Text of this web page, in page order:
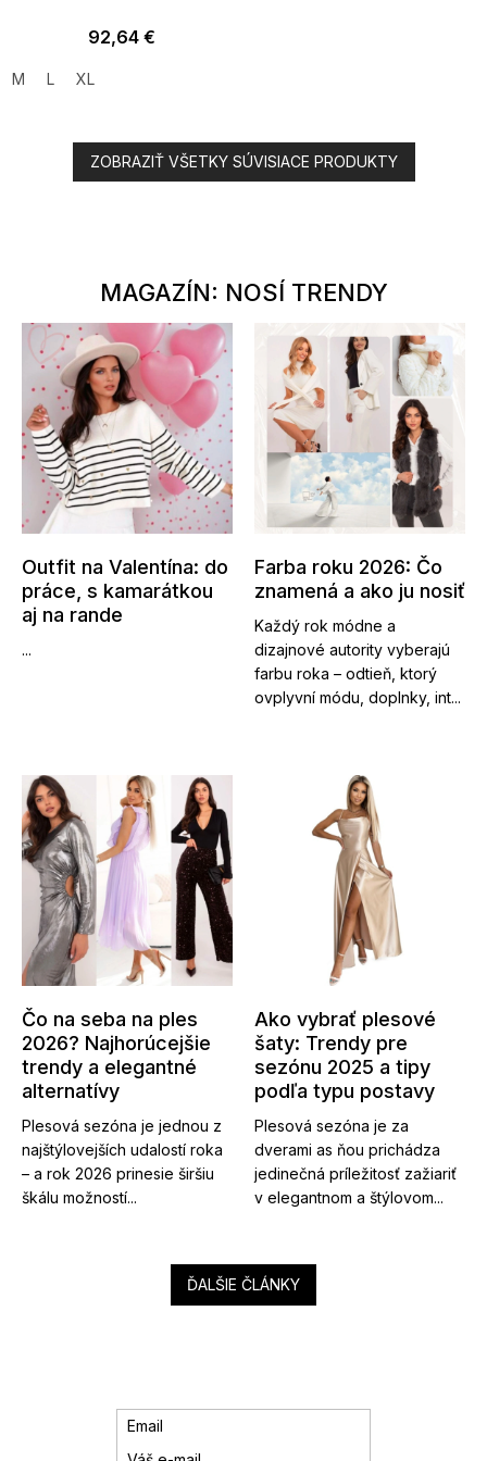
92,64 €
M L XL
ZOBRAZIŤ VŠETKY SÚVISIACE PRODUKTY
MAGAZÍN: NOSÍ TRENDY
Outfit na Valentína: do
práce, s kamarátkou
aj na rande
...
Farba roku 2026: Čo
znamená a ako ju nosiť
Každý rok módne a
dizajnové autority vyberajú
farbu roka – odtieň, ktorý
ovplyvní módu, doplnky, int...
Čo na seba na ples
2026? Najhorúcejšie
trendy a elegantné
alternatívy
Plesová sezóna je jednou z
najštýlovejších udalostí roka
– a rok 2026 prinesie širšiu
škálu možností...
Ako vybrať plesové
šaty: Trendy pre
sezónu 2025 a tipy
podľa typu postavy
Plesová sezóna je za
dverami as ňou prichádza
jedinečná príležitosť zažiariť
v elegantnom a štýlovom...
ĎALŠIE ČLÁNKY
Email